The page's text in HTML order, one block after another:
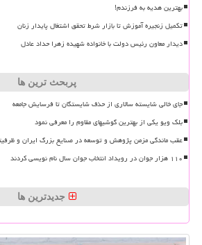
بهترین هدیه به فرزندم!
تکمیل زنجیره آموزش تا بازار شرط تحقق اشتغال پایدار زنان
دیدار معاون رئیس دولت با خانواده شهیده زهرا حداد عادل
پربحث ترین ها
جای خالی شایسته سالاری از حذف شایستگان تا فرسایش جامعه
بلک ویو یکی از بهترین گوشیهای مقاوم را معرفی نمود
عقب ماندگی مزمن پژوهش و توسعه در صنایع بزرگ ایران و
۱۱۰ هزار جوان در رویداد انتخاب جوان سال نام نویسی کردند
جدیدترین ها